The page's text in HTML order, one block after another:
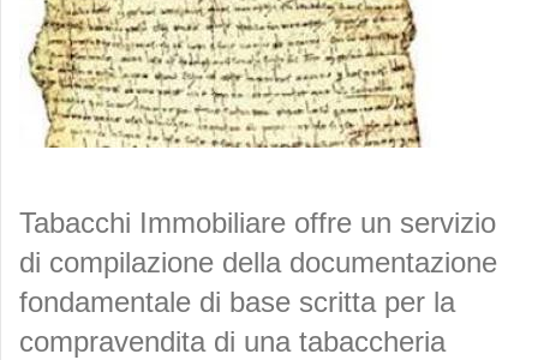
Tabacchi Immobiliare offre un servizio
di compilazione della documentazione
fondamentale di base scritta per la
compravendita di una tabaccheria